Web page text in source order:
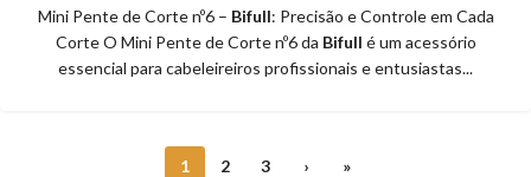
Mini Pente de Corte nº6 – Bifull: Precisão e Controle em Cada
Corte O Mini Pente de Corte nº6 da Bifull é um acessório
essencial para cabeleireiros profissionais e entusiastas...
1 2 3 › »